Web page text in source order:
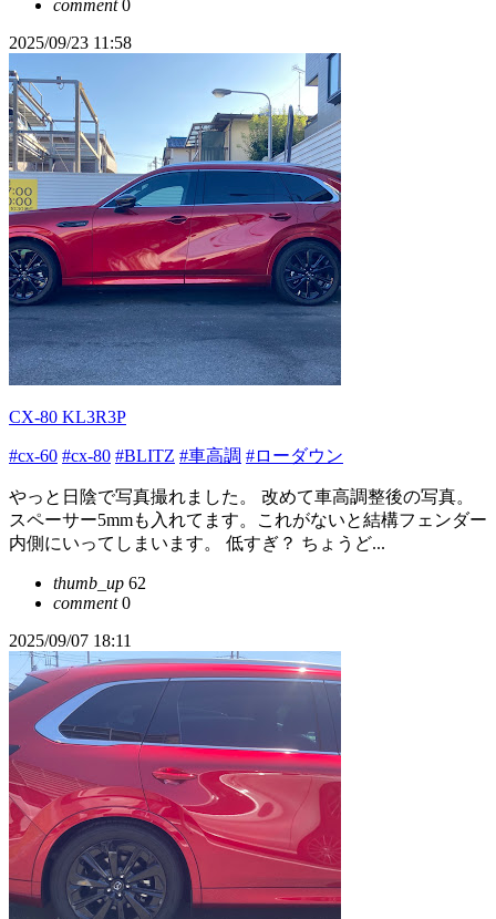
comment0
2025/09/23 11:58
CX-80 KL3R3P
#cx-60 #cx-80 #BLITZ #車高調 #ローダウン
やっと日陰で写真撮れました。 改めて車高調整後の写真。
スペーサー5mmも入れてます。これがないと結構フェンダー
内側にいってしまいます。 低すぎ？ ちょうど...
thumb_up 62
comment0
2025/09/07 18:11